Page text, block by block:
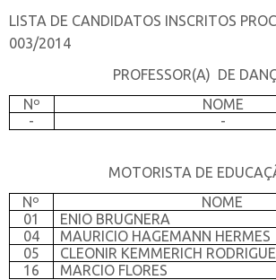
LISTA DE CANDIDATOS INSCRITOS
003/2014
PROFESSOR(A) DE
Nº
NOME
-
-
MOTORISTA DE
Nº
NOME
01
ENIO BRUGNERA
04
MAURICIO HAGEMANN HERMES
05
CLEONIR KEMMERICH
16
MARCIO FLORES